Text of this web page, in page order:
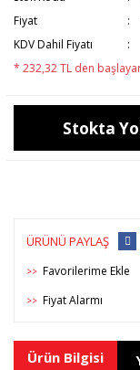
Fiyat
KDV Dahil Fiyatı
* 232,32 TL den
Stokta
ÜRÜNÜ PAYLAŞ
>>
>> Fiyat Alarmı
Ürün Bilgisi